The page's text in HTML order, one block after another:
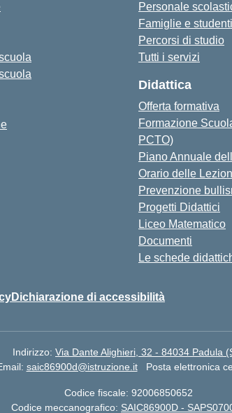
Personale
Famiglie e studenti
Percorsi di studio
Tutti i servizi
Didattica
Offerta formativa
Formazione
PCTO)
Piano Annuale
Orario delle
Prevenzione
Progetti Didattici
Liceo Matematico
Documenti
Le schede
Dichiarazione di accessibilità
Indirizzo: Via Dante Alighieri, 32 - 84034 Padula
saic86900d@istruzione.it Posta elettronica
Codice fiscale: 92006850652
Codice meccanografico: SAIC86900D -